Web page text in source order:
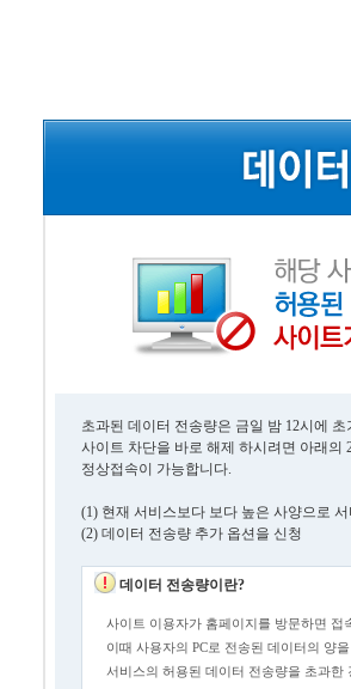
초과된 데이터 전송량은 금일 밤 12시에
사이트 차단을 바로 해제 하시려면 아래의
정상접속이 가능합니다.
(1) 현재 서비스보다 보다 높은 사양으로
(2) 데이터 전송량 추가 옵션을 신청
데이터 전송량이란?
사이트 이용자가 홈페이지를 방문하면 접
이때 사용자의 PC로 전송된 데이터의 양
서비스의 허용된 데이터 전송량을 초과